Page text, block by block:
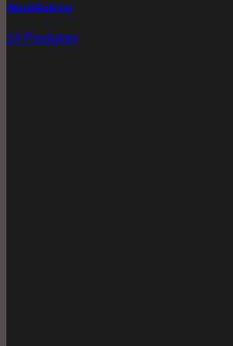
Akustikskivor
24 Produkter